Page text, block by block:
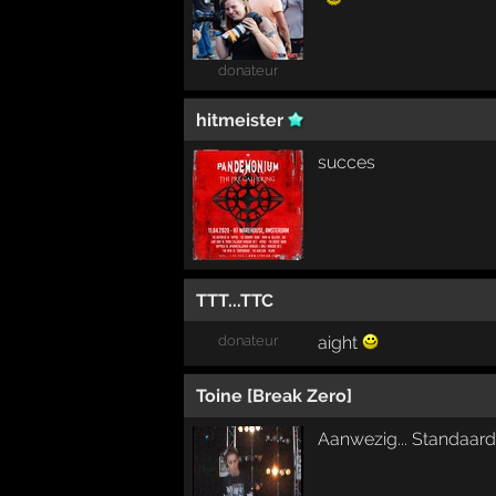
donateur
hitmeister
succes
TTT...TTC
donateur aight
Toine [Break Zero]
Aanwezig...